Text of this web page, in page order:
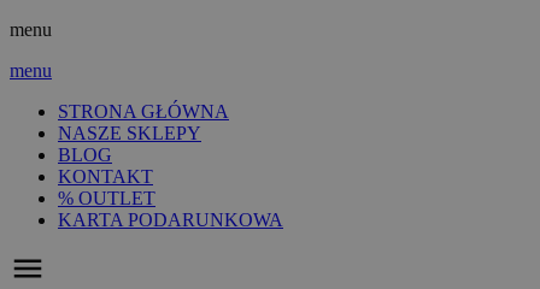
menu
menu
STRONA GŁÓWNA
NASZE SKLEPY
BLOG
KONTAKT
% OUTLET
KARTA PODARUNKOWA